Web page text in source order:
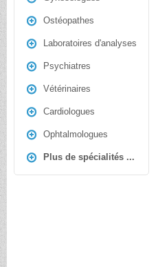
Ostéopathes
Laboratoires d'analyses
Psychiatres
Vétérinaires
Cardiologues
Ophtalmologues
Plus de spécialités ...